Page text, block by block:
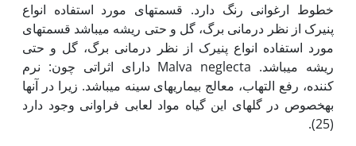
خطوط ارغوانی رنگ دارد. قسمت­های مورد استفاده انواع
پنیرک از نظر درمانی برگ، گل و حتی ریشه می­باشد قسمت­های
مورد استفاده انواع پنیرک از نظر درمانی برگ، گل و حتی
ریشه می‏باشد. Malva neglecta دارای اثراتی چون: نرم
کننده، رفع التهاب، معالج بیماری­های سینه می­باشد. زیرا در آن‏ها
به‏خصوص در گل­های این گیاه مواد لعابی فراوانی وجود دارد
(25).